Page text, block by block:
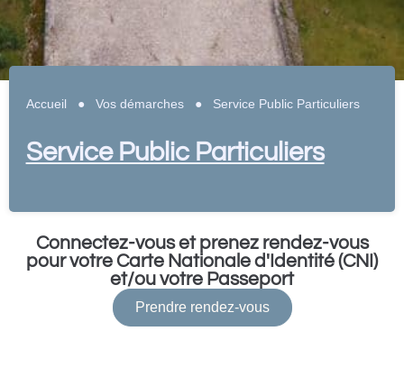
Accueil ● Vos démarches● Service Public Particuliers
Service Public Particuliers
Connectez-vous et prenez rendez-vous
pour votre Carte Nationale d'Identité (CNI)
et/ou votre Passeport
Prendre rendez-vous